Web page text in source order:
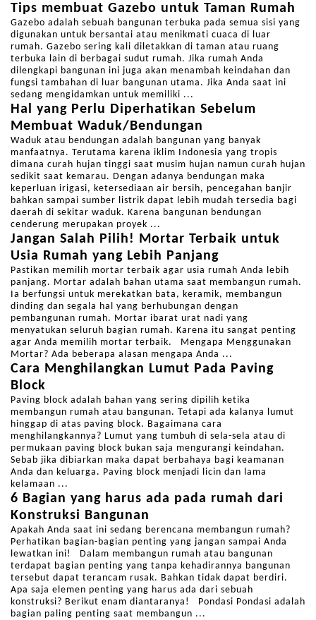
Tips membuat Gazebo untuk Taman Rumah
Gazebo adalah sebuah bangunan terbuka pada semua sisi yang
digunakan untuk bersantai atau menikmati cuaca di luar
rumah. Gazebo sering kali diletakkan di taman atau ruang
terbuka lain di berbagai sudut rumah. Jika rumah Anda
dilengkapi bangunan ini juga akan menambah keindahan dan
fungsi tambahan di luar bangunan utama. Jika Anda saat ini
sedang mengidamkan untuk memiliki ...
Hal yang Perlu Diperhatikan Sebelum
Membuat Waduk/Bendungan
Waduk atau bendungan adalah bangunan yang banyak
manfaatnya. Terutama karena iklim Indonesia yang tropis
dimana curah hujan tinggi saat musim hujan namun curah hujan
sedikit saat kemarau. Dengan adanya bendungan maka
keperluan irigasi, ketersediaan air bersih, pencegahan banjir
bahkan sampai sumber listrik dapat lebih mudah tersedia bagi
daerah di sekitar waduk. Karena bangunan bendungan
cenderung merupakan proyek ...
Jangan Salah Pilih! Mortar Terbaik untuk
Usia Rumah yang Lebih Panjang
Pastikan memilih mortar terbaik agar usia rumah Anda lebih
panjang. Mortar adalah bahan utama saat membangun rumah.
Ia berfungsi untuk merekatkan bata, keramik, membangun
dinding dan segala hal yang berhubungan dengan
pembangunan rumah. Mortar ibarat urat nadi yang
menyatukan seluruh bagian rumah. Karena itu sangat penting
agar Anda memilih mortar terbaik. Mengapa Menggunakan
Mortar? Ada beberapa alasan mengapa Anda ...
Cara Menghilangkan Lumut Pada Paving
Block
Paving block adalah bahan yang sering dipilih ketika
membangun rumah atau bangunan. Tetapi ada kalanya lumut
hinggap di atas paving block. Bagaimana cara
menghilangkannya? Lumut yang tumbuh di sela-sela atau di
permukaan paving block bukan saja mengurangi keindahan.
Sebab jika dibiarkan maka dapat berbahaya bagi keamanan
Anda dan keluarga. Paving block menjadi licin dan lama
kelamaan ...
6 Bagian yang harus ada pada rumah dari
Konstruksi Bangunan
Apakah Anda saat ini sedang berencana membangun rumah?
Perhatikan bagian-bagian penting yang jangan sampai Anda
lewatkan ini! Dalam membangun rumah atau bangunan
terdapat bagian penting yang tanpa kehadirannya bangunan
tersebut dapat terancam rusak. Bahkan tidak dapat berdiri.
Apa saja elemen penting yang harus ada dari sebuah
konstruksi? Berikut enam diantaranya! Pondasi Pondasi adalah
bagian paling penting saat membangun ...